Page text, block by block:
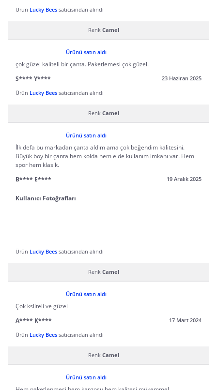
Ürün Lucky Bees satıcısından alındı
Renk Camel
Ürünü satın aldı
çok güzel kaliteli bir çanta. Paketlemesi çok güzel.
S**** Y****
23 Haziran 2025
Ürün Lucky Bees satıcısından alındı
Renk Camel
Ürünü satın aldı
İlk defa bu markadan çanta aldım ama çok beğendim kalitesini.
Büyük boy bir çanta hem kolda hem elde kullanım imkanı var. Hem
spor hem klasik.
B**** E****
19 Aralık 2025
Kullanıcı Fotoğrafları
Ürün Lucky Bees satıcısından alındı
Renk Camel
Ürünü satın aldı
Çok ksliteli ve güzel
A**** K****
17 Mart 2024
Ürün Lucky Bees satıcısından alındı
Renk Camel
Ürünü satın aldı